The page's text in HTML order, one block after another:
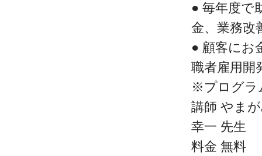
● 毎年度で
金、業務改
● 顧客にお
職者雇用開
※プログラ
講師 やま
幸一 先生
料金 無料